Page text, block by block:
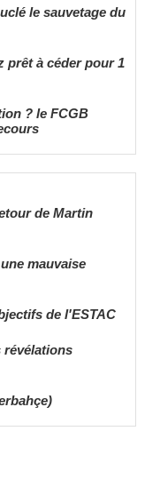
le sauvetage du
prêt à céder pour 1
? le FCGB
de Martin
mauvaise
de l'ESTAC
révélations